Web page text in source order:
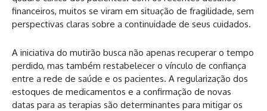
financeiros, muitos se viram em situação de fragilidade, sem
perspectivas claras sobre a continuidade de seus cuidados.
A iniciativa do mutirão busca não apenas recuperar o tempo
perdido, mas também restabelecer o vínculo de confiança
entre a rede de saúde e os pacientes. A regularização dos
estoques de medicamentos e a confirmação de novas
datas para as terapias são determinantes para mitigar os